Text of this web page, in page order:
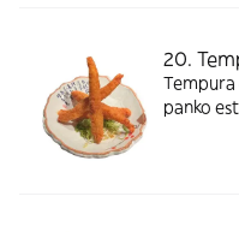
20.
panko